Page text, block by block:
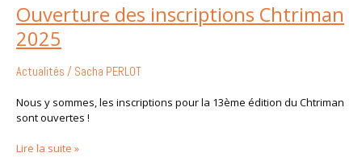
Ouverture des inscriptions Chtriman
2025
Actualités / Sacha PERLOT
Nous y sommes, les inscriptions pour la 13ème édition du Chtriman
sont ouvertes !
Lire la suite »